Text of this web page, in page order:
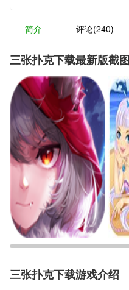
简介 评论(240)
三张扑克下载最新版截图
三张扑克下载游戏介绍